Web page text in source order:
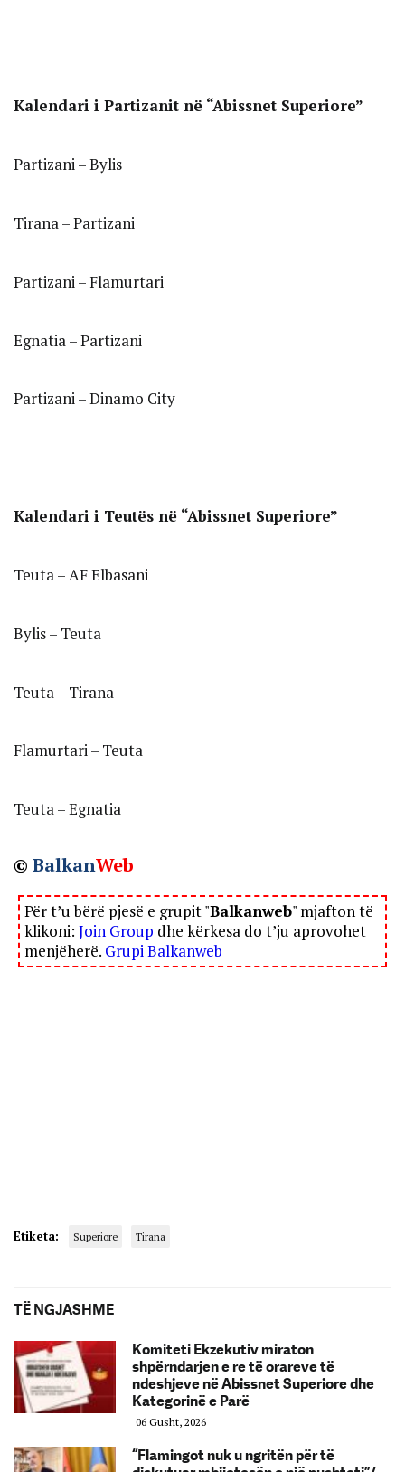
Kalendari i Partizanit në “Abissnet Superiore”
Partizani – Bylis
Tirana – Partizani
Partizani – Flamurtari
Egnatia – Partizani
Partizani – Dinamo City
Kalendari i Teutës në “Abissnet Superiore”
Teuta – AF Elbasani
Bylis – Teuta
Teuta – Tirana
Flamurtari – Teuta
Teuta – Egnatia
© BalkanWeb
Për t’u bërë pjesë e grupit "Balkanweb" mjafton të
klikoni: Join Group dhe kërkesa do t’ju aprovohet
menjëherë. Grupi Balkanweb
Etiketa: Superiore Tirana
TË NGJASHME
Komiteti Ekzekutiv miraton
shpërndarjen e re të orareve të
ndeshjeve në Abissnet Superiore dhe
Kategorinë e Parë
06 Gusht, 2026
“Flamingot nuk u ngritën për të